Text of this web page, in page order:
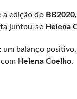
a edição do BB2020,
juntou-se Helena
balanço positivo,
Helena Coelho.